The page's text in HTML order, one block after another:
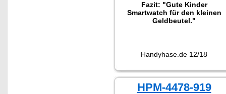
Fazit: "Gute Kinder
Smartwatch für den kleinen
Geldbeutel."
Handyhase.de 12/18
HPM-4478-919